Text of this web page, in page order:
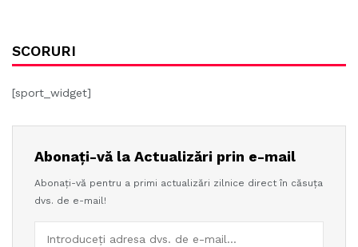
SCORURI
[sport_widget]
Abonați-vă la Actualizări prin e-mail
Abonați-vă pentru a primi actualizări zilnice direct în căsuța
dvs. de e-mail!